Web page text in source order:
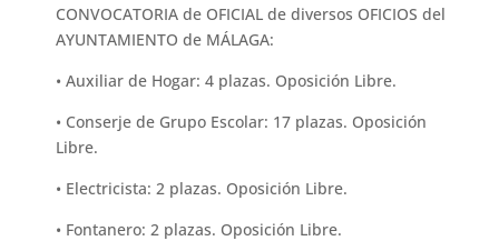
CONVOCATORIA de OFICIAL de diversos OFICIOS del
AYUNTAMIENTO de MÁLAGA:
• Auxiliar de Hogar: 4 plazas. Oposición Libre.
• Conserje de Grupo Escolar: 17 plazas. Oposición
Libre.
• Electricista: 2 plazas. Oposición Libre.
• Fontanero: 2 plazas. Oposición Libre.